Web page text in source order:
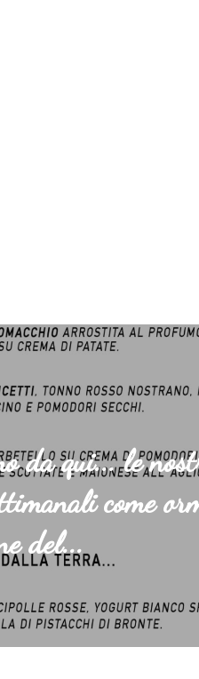
da qui... le
come
del...